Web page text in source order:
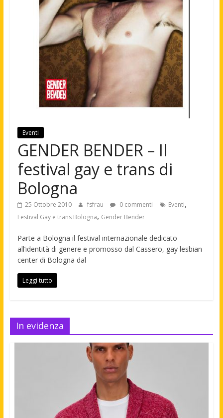
Eventi
GENDER BENDER – Il
festival gay e trans di
Bologna
25 Ottobre 2010 fsfrau 0 commenti Eventi,
Festival Gay e trans Bologna, Gender Bender
Parte a Bologna il festival internazionale dedicato
all’identità di genere e promosso dal Cassero, gay lesbian
center di Bologna dal
Leggi tutto
In evidenza